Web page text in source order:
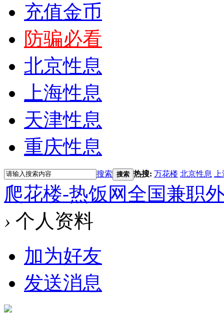
充值金币
防骗必看
北京性息
上海性息
天津性息
重庆性息
搜索 搜索 热搜: 万花楼 北京性息
爬花楼-热饭网全国兼职
› 个人资料
加为好友
发送消息